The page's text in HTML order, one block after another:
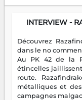
INTERVIEW -
Découvrez
dans le no
Au PK 42 de la
étincelles
route.
métalliques et
campagnes